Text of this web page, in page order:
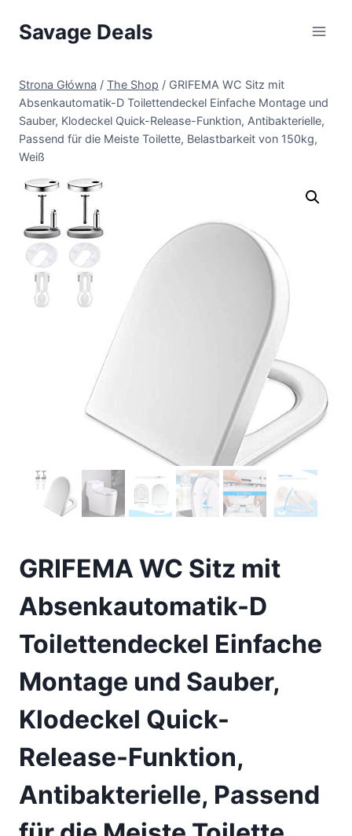
Savage Deals
Strona Główna / The Shop / GRIFEMA WC Sitz mit
Absenkautomatik-D Toilettendeckel Einfache Montage und
Sauber, Klodeckel Quick-Release-Funktion, Antibakterielle,
Passend für die Meiste Toilette, Belastbarkeit von 150kg,
Weiß
GRIFEMA WC Sitz mit
Absenkautomatik-D
Toilettendeckel Einfache
Montage und Sauber,
Klodeckel Quick-
Release-Funktion,
Antibakterielle, Passend